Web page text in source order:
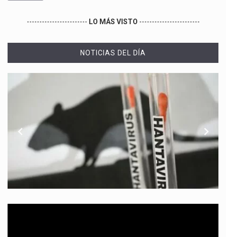
------------------------ LO MÁS VISTO ------------------------
NOTICIAS DEL DÍA